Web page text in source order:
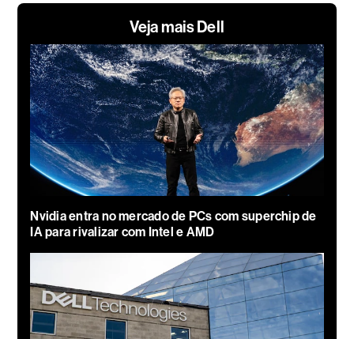
Veja mais Dell
Nvidia entra no mercado de PCs com superchip de
IA para rivalizar com Intel e AMD